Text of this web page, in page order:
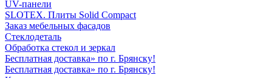
UV-панели
SLOTEX. Плиты Solid Compact
Заказ мебельных фасадов
Стеклодеталь
Обработка стекол и зеркал
Бесплатная доставка» по г. Брянску!
Бесплатная доставка» по г. Брянску!